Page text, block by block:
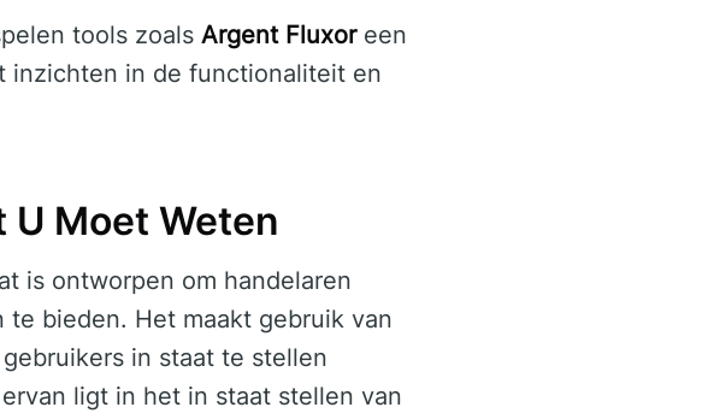
tools zoals Argent Fluxoreen
inzichten in de functionaliteit en
U Moet Weten
is ontworpen om handelaren
bieden. Het maakt gebruik van
in staat te stellen
ligt in het in staat stellen van